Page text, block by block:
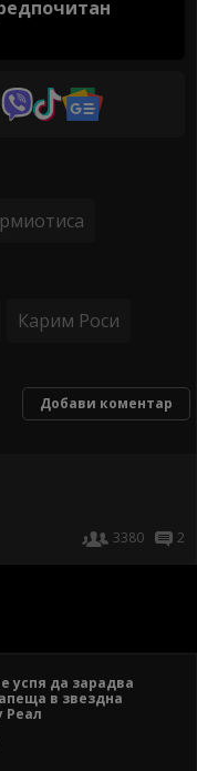
Карим Роси
Добави коментар
3380
2
успя да зарадва
в звездна
Реал